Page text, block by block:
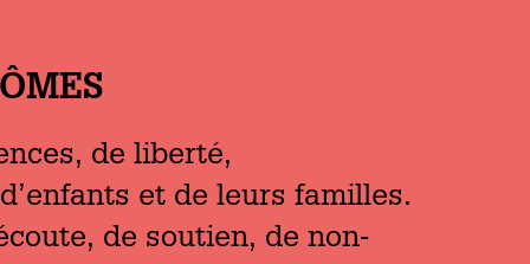
de liberté,
et de leurs familles.
de soutien, de non-